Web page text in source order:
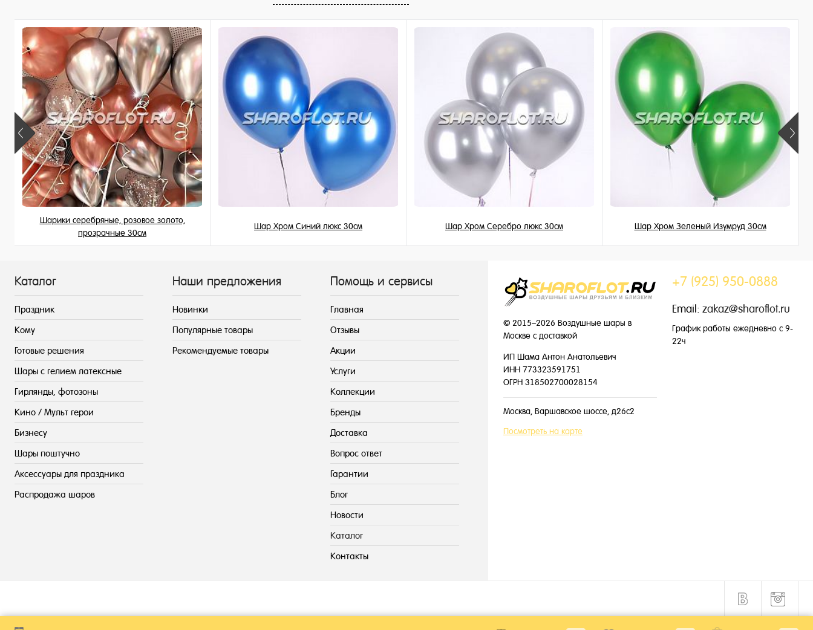
В избранное
В наличии
В избранное
В наличии
Шарики серебряные, розовое золото,
прозрачные 30см
Шар Хром Синий люкс 30см Шар Хром Серебро люкс 30см Шар Хром Зеленый Изумруд 30см
Каталог
Праздник
Кому
Готовые решения
Шары с гелием латексные
Гирлянды, фотозоны
Кино / Мульт герои
Бизнесу
Шары поштучно
Аксессуары для праздника
Распродажа шаров
Наши предложения
Новинки
Популярные товары
Рекомендуемые товары
Помощь и сервисы
Главная
Отзывы
Акции
Услуги
Коллекции
Бренды
Доставка
Вопрос ответ
Гарантии
Блог
Новости
Каталог
Контакты
© 2015–2026 Воздушные шары в
Москве с доставкой
ИП Шама Антон Анатольевич
ИНН 773323591751
ОГРН 318502700028154
Москва, Варшавское шоссе, д26с2
Посмотреть на карте
+7 (925) 950-0888
Email: zakaz@sharoflot.ru
График работы ежедневно с 9-
22ч